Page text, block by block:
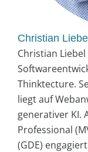
Christian Liebel
Christian
Thinktecture.
liegt auf
generativer KI.
Professional
(GDE)